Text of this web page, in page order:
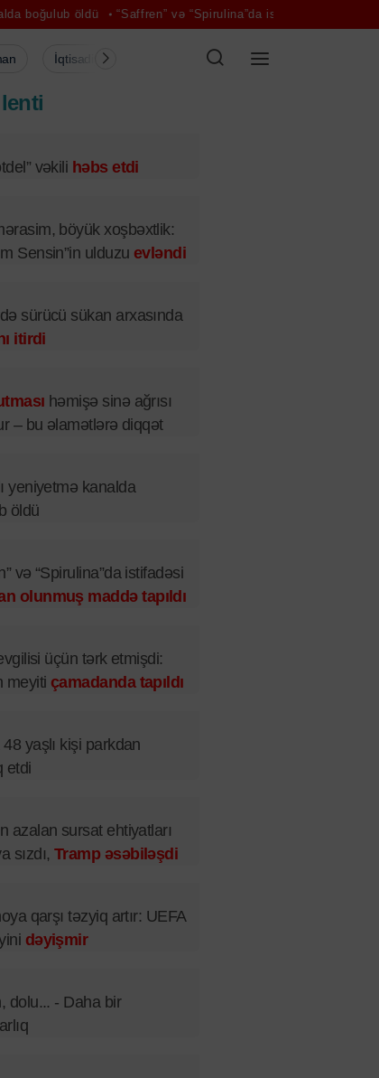
öldü “Saffren” və “Spirulina”da istifadəsi qadağan olunmuş
İqtisadiyyat Şou-biznes Müsahibə
vəkili həbs etdi
böyük xoşbəxtlik:
Sensin”in ulduzu evləndi
sürücü sükan arxasında
itirdi
həmişə sinə ağrısı
– bu əlamətlərə diqqət
yeniyetmə kanalda
öldü
və “Spirulina”da istifadəsi
olunmuş maddə tapıldı
üçün tərk etmişdi:
meyiti çamadanda tapıldı
48 yaşlı kişi parkdan
etdi
azalan sursat ehtiyatları
sızdı, Tramp əsəbiləşdi
qarşı təzyiq artır: UEFA
dəyişmir
dolu... - Daha bir